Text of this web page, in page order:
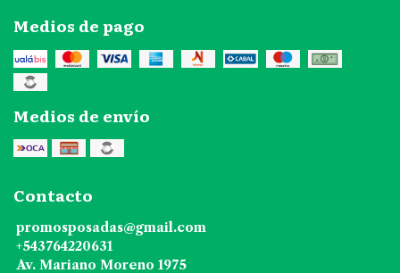
Medios de pago
Medios de envío
Contacto
promosposadas@gmail.com
+543764220631
Av. Mariano Moreno 1975